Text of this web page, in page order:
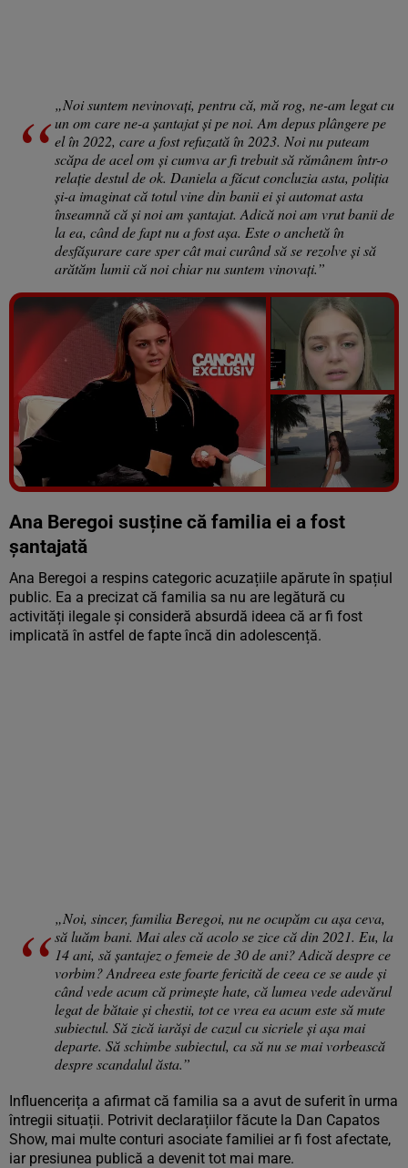
„Noi suntem nevinovați, pentru că, mă rog, ne-am legat cu
un om care ne-a șantajat și pe noi. Am depus plângere pe
el în 2022, care a fost refuzată în 2023. Noi nu puteam
scăpa de acel om și cumva ar fi trebuit să rămânem într-o
relație destul de ok. Daniela a făcut concluzia asta, poliția
și-a imaginat că totul vine din banii ei și automat asta
înseamnă că și noi am șantajat. Adică noi am vrut banii de
la ea, când de fapt nu a fost așa. Este o anchetă în
desfășurare care sper cât mai curând să se rezolve și să
arătăm lumii că noi chiar nu suntem vinovați.”
Vezi galeria foto
5 poze
Ana Beregoi susține că familia ei a fost
șantajată
Ana Beregoi a respins categoric acuzațiile apărute în spațiul
public. Ea a precizat că familia sa nu are legătură cu
activități ilegale și consideră absurdă ideea că ar fi fost
implicată în astfel de fapte încă din adolescență.
„Noi, sincer, familia Beregoi, nu ne ocupăm cu așa ceva,
să luăm bani. Mai ales că acolo se zice că din 2021. Eu, la
14 ani, să șantajez o femeie de 30 de ani? Adică despre ce
vorbim? Andreea este foarte fericită de ceea ce se aude și
când vede acum că primește hate, că lumea vede adevărul
legat de bătaie și chestii, tot ce vrea ea acum este să mute
subiectul. Să zică iarăși de cazul cu sicriele și așa mai
departe. Să schimbe subiectul, ca să nu se mai vorbească
despre scandalul ăsta.”
Influencerița a afirmat că familia sa a avut de suferit în urma
întregii situații. Potrivit declarațiilor făcute la Dan Capatos
Show, mai multe conturi asociate familiei ar fi fost afectate,
iar presiunea publică a devenit tot mai mare.